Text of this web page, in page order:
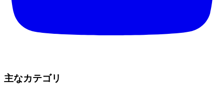
主なカテゴリ